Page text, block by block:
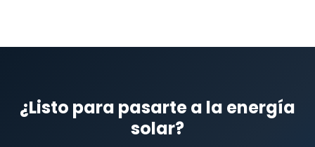
¿Listo para pasarte a la energía
solar?